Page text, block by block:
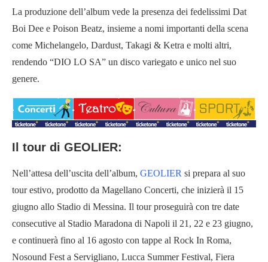
La produzione dell’album vede la presenza dei fedelissimi Dat
Boi Dee e Poison Beatz, insieme a nomi importanti della scena
come Michelangelo, Dardust, Takagi & Ketra e molti altri,
rendendo “DIO LO SA” un disco variegato e unico nel suo
genere.
Il tour di GEOLIER:
Nell’attesa dell’uscita dell’album, GEOLIER si prepara al suo
tour estivo, prodotto da Magellano Concerti, che inizierà il 15
giugno allo Stadio di Messina. Il tour proseguirà con tre date
consecutive al Stadio Maradona di Napoli il 21, 22 e 23 giugno,
e continuerà fino al 16 agosto con tappe al Rock In Roma,
Nosound Fest a Servigliano, Lucca Summer Festival, Fiera